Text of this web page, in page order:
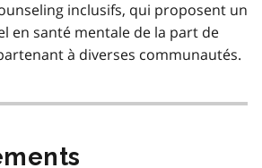
inclusifs, qui proposent un
en santé mentale de la part de
à diverses communautés.